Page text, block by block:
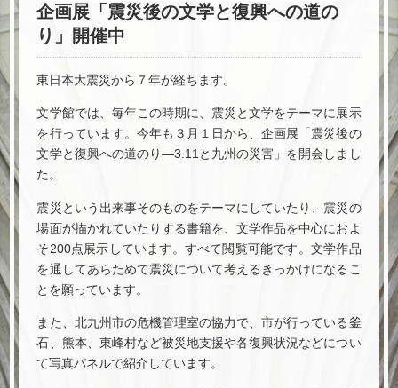
企画展「震災後の文学と復興への道の
り」開催中
東日本大震災から７年が経ちます。
文学館では、毎年この時期に、震災と文学をテーマに展示
を行っています。今年も３月１日から、企画展「震災後の
文学と復興への道のり―3.11と九州の災害」を開会しまし
た。
震災という出来事そのものをテーマにしていたり、震災の
場面が描かれていたりする書籍を、文学作品を中心におよ
そ200点展示しています。すべて閲覧可能です。文学作品
を通してあらためて震災について考えるきっかけになるこ
とを願っています。
また、北九州市の危機管理室の協力で、市が行っている釜
石、熊本、東峰村など被災地支援や各復興状況などについ
て写真パネルで紹介しています。